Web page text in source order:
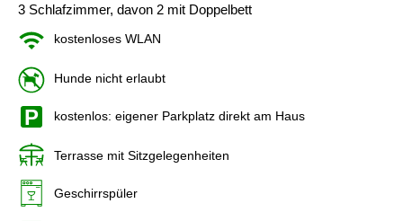
3 Schlafzimmer, davon 2 mit Doppelbett
kostenloses WLAN
Hunde nicht erlaubt
kostenlos: eigener Parkplatz direkt am Haus
Terrasse mit Sitzgelegenheiten
Geschirrspüler